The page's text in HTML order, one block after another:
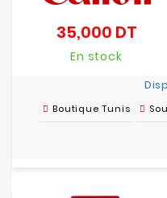
35,000 DTPrix
En stock
Boutique Tunis